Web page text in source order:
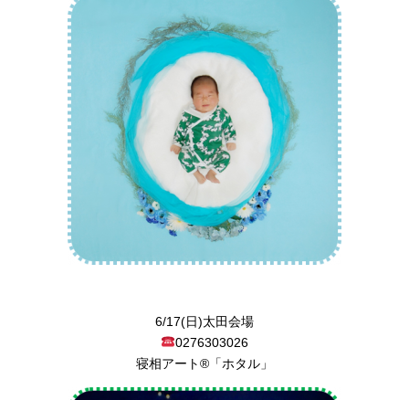
6/17(日)太田会場
0276303026
寝相アート®︎「ホタル」